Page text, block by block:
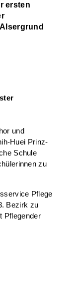
ersten
und
Huei Prinz-
Schule
zu
Pflege
Bezirk zu
Pflegender